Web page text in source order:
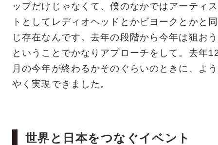
ップだけじゃなくて、僕のなかではアーティス
トとしてレディオヘッドとかビヨークとかと同
じ存在なんです。去年の段階から今年は狙おう
ということでかなりアプローチをして。去年
月の今年が終わるかそのぐらいのときに、よう
やく実現できました。
世界と日本をつなぐイベント